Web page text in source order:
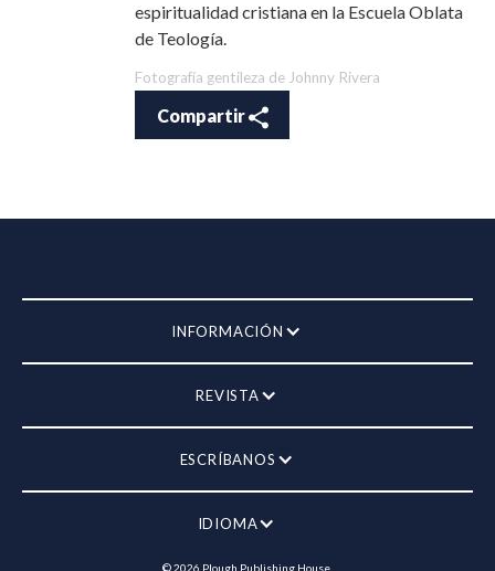
espiritualidad cristiana en la Escuela Oblata
de Teología.
Fotografía gentileza de Johnny Rivera
Compartir
INFORMACIÓN
REVISTA
ESCRÍBANOS
IDIOMA
©2026 Plough Publishing House.